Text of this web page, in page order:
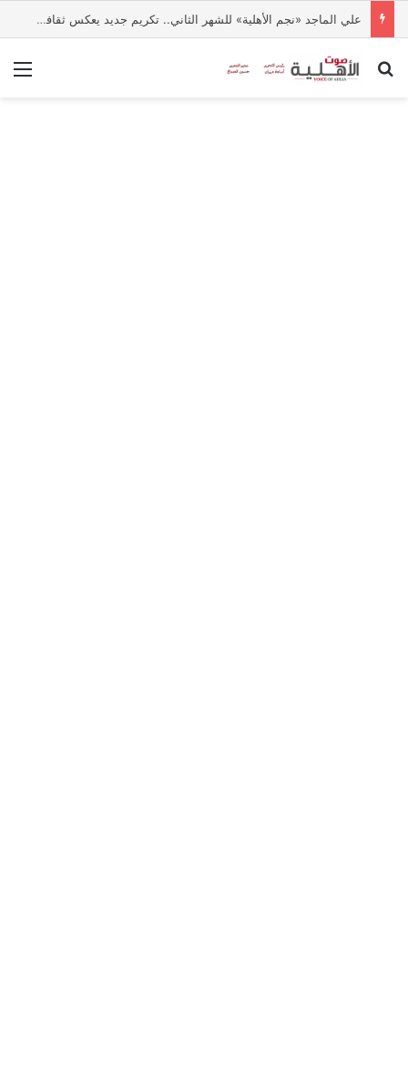
علي الماجد «نجم الأهلية» للشهر الثاني.. تكريم جديد يعكس ثقافة التميز بالجامعة
بحث عن